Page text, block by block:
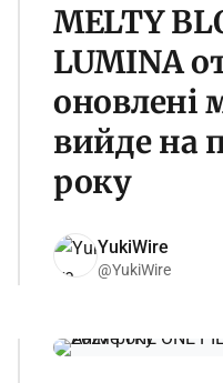
MELTY
LUMINA
оновлені
вийде на
року
YukiWire
@YukiWire